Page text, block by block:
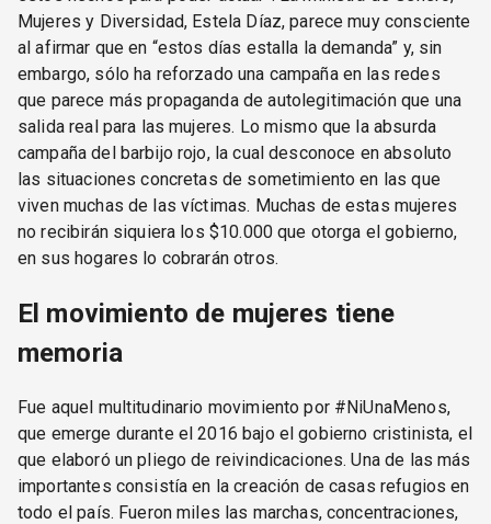
Mujeres y Diversidad, Estela Díaz, parece muy consciente
al afirmar que en “estos días estalla la demanda” y, sin
embargo, sólo ha reforzado una campaña en las redes
que parece más propaganda de autolegitimación que una
salida real para las mujeres. Lo mismo que la absurda
campaña del barbijo rojo, la cual desconoce en absoluto
las situaciones concretas de sometimiento en las que
viven muchas de las víctimas. Muchas de estas mujeres
no recibirán siquiera los $10.000 que otorga el gobierno,
en sus hogares lo cobrarán otros.
El movimiento de mujeres tiene
memoria
Fue aquel multitudinario movimiento por #NiUnaMenos,
que emerge durante el 2016 bajo el gobierno cristinista, el
que elaboró un pliego de reivindicaciones. Una de las más
importantes consistía en la creación de casas refugios en
todo el país. Fueron miles las marchas, concentraciones,